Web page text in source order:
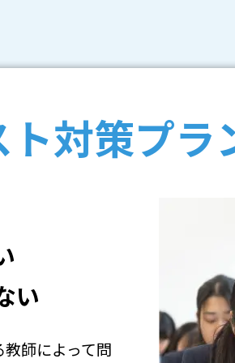
対策プラ
い
師によって問